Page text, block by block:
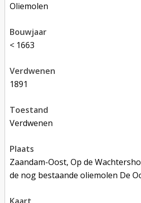
oliemolen
bouwjaar
< 1663
verdwenen
1891
toestand
verdwenen
plaats
Zaandam-Oost, Op de Wachtershoek, ten zuiden van
de nog bestaande oliemolen De